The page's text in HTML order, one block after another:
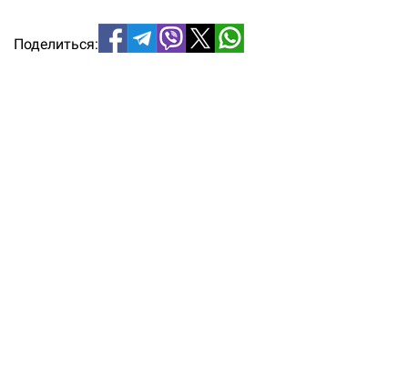
Поделиться: